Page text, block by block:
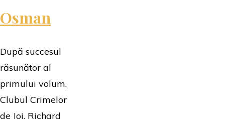
Osman
După succesul
răsunător al
primului volum,
Clubul Crimelor
de Joi, Richard